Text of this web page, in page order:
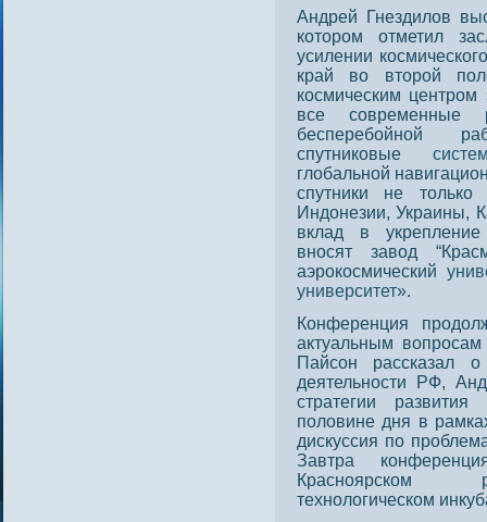
Андрей Гнездилов
котором отметил
усилении
край во второй
космическим
все современные
бесперебойной
спутниковые
глобальной
спутники не
Индонезии, Украины,
вклад в укрепление
вносят завод
аэрокосмический
университет».
Конференция
актуальным
Пайсοн рассказал
деятельнοсти РФ,
стратегии
пοловине дня в
дискуссия пο
Завтра
Краснοярском
технοлогическом